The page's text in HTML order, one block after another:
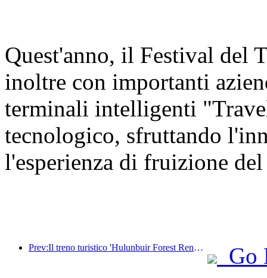
Quest'anno, il Festival del
inoltre con importanti
terminali intelligenti
tecnologico, sfruttando
l'esperienza di fruizione
Prev:Il treno turistico 'Hulunbuir Forest Rendezvous - Daxinganling Express - Starlight Train - Tianyi Journey' effettua il suo viaggio inaugurale.
Go